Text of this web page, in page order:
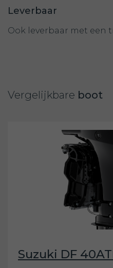
Leverbaar
Ook leverbaar met een
Vergelijkbare boot
Suzuki DF